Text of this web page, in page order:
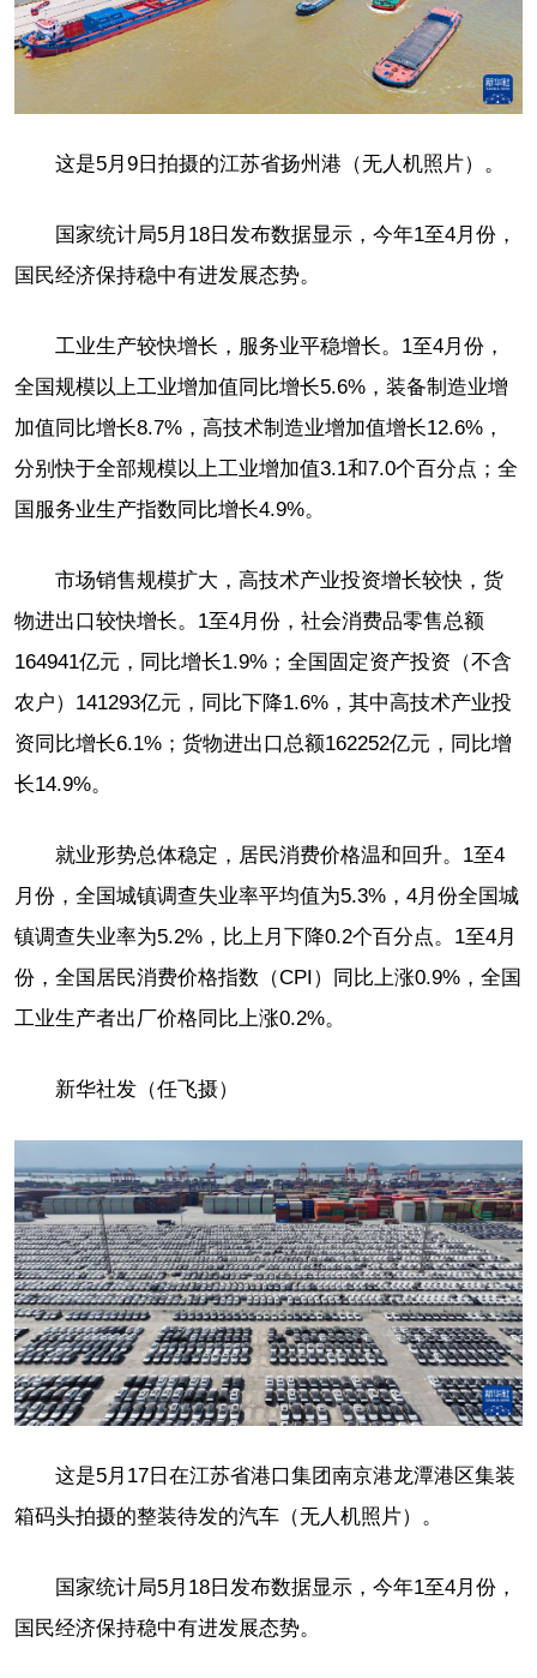
这是5月9日拍摄的江苏省扬州港（无人机照片）。
国家统计局5月18日发布数据显示，今年1至4月份，
国民经济保持稳中有进发展态势。
工业生产较快增长，服务业平稳增长。1至4月份，
全国规模以上工业增加值同比增长5.6%，装备制造业增
加值同比增长8.7%，高技术制造业增加值增长12.6%，
分别快于全部规模以上工业增加值3.1和7.0个百分点；全
国服务业生产指数同比增长4.9%。
市场销售规模扩大，高技术产业投资增长较快，货
物进出口较快增长。1至4月份，社会消费品零售总额
164941亿元，同比增长1.9%；全国固定资产投资（不含
农户）141293亿元，同比下降1.6%，其中高技术产业投
资同比增长6.1%；货物进出口总额162252亿元，同比增
长14.9%。
就业形势总体稳定，居民消费价格温和回升。1至4
月份，全国城镇调查失业率平均值为5.3%，4月份全国城
镇调查失业率为5.2%，比上月下降0.2个百分点。1至4月
份，全国居民消费价格指数（CPI）同比上涨0.9%，全国
工业生产者出厂价格同比上涨0.2%。
新华社发（任飞摄）
这是5月17日在江苏省港口集团南京港龙潭港区集装
箱码头拍摄的整装待发的汽车（无人机照片）。
国家统计局5月18日发布数据显示，今年1至4月份，
国民经济保持稳中有进发展态势。